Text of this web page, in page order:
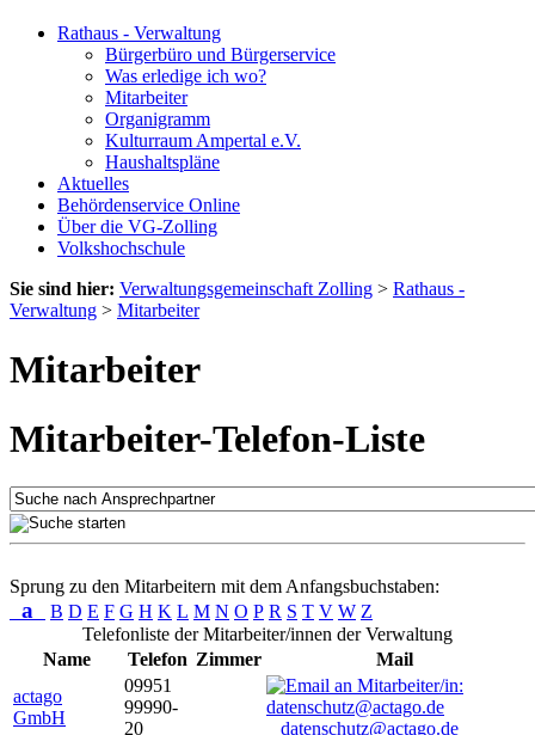
Rathaus - Verwaltung
Bürgerbüro und Bürgerservice
Was erledige ich wo?
Mitarbeiter
Organigramm
Kulturraum Ampertal e.V.
Haushaltspläne
Aktuelles
Behördenservice Online
Über die VG-Zolling
Volkshochschule
Sie sind hier: Verwaltungsgemeinschaft Zolling > Rathaus -
Verwaltung > Mitarbeiter
Mitarbeiter
Mitarbeiter-Telefon-Liste
Sprung zu den Mitarbeitern mit dem Anfangsbuchstaben:
a B D E F G H K L M N O P R S T V W Z
Telefonliste der Mitarbeiter/innen der Verwaltung
Name
Telefon Zimmer
Mail
actago
GmbH
09951
99990-
20
datenschutz@actago.de